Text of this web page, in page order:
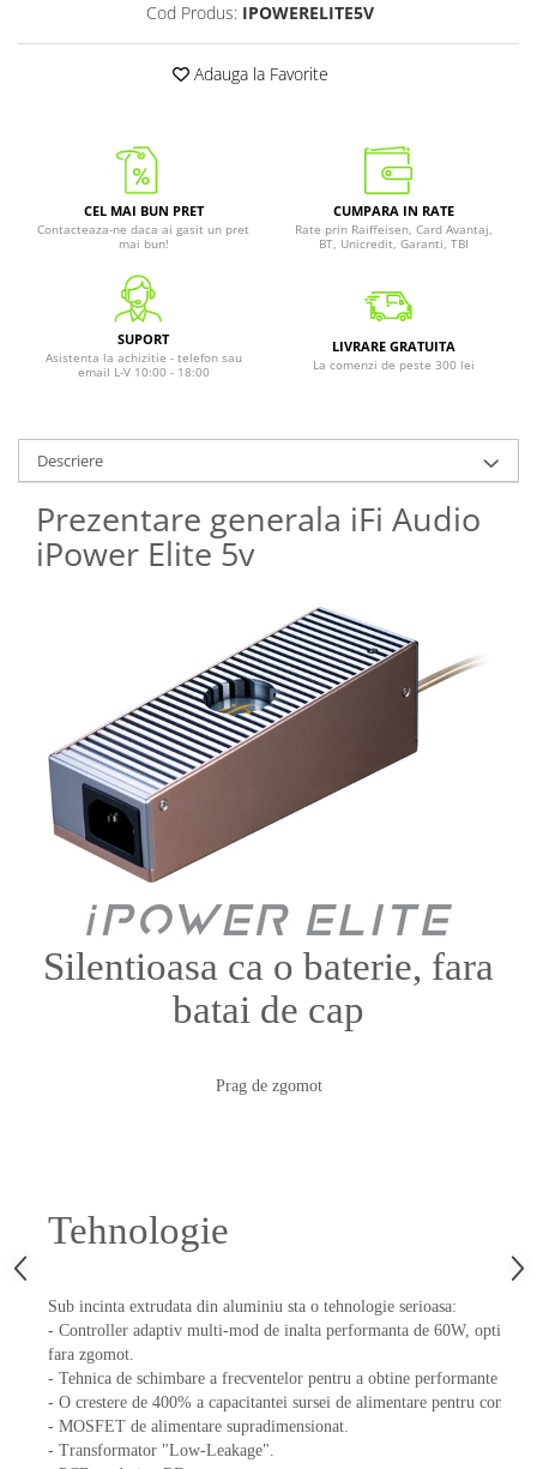
Cod Produs: IPOWERELITE5V
Adauga la Favorite
CEL MAI BUN PRET
Contacteaza-ne daca ai gasit un pret
mai bun!
CUMPARA IN RATE
Rate prin Raiffeisen, Card Avantaj,
BT, Unicredit, Garanti, TBI
SUPORT
Asistenta la achizitie - telefon sau
email L-V 10:00 - 18:00
LIVRARE GRATUITA
La comenzi de peste 300 lei
Descriere
Prezentare generala iFi Audio
iPower Elite 5v
Silentioasa ca o baterie, fara
batai de cap
Prag de zgomot
Tehnologie
Sub incinta extrudata din aluminiu sta o tehnologie serioasa:
- Controller adaptiv multi-mod de inalta performanta de 60W,
fara zgomot.
- Tehnica de schimbare a frecventelor pentru a obtine performante EMI
- O crestere de 400% a capacitantei sursei de alimentare pentru
- MOSFET de alimentare supradimensionat.
- Transformator "Low-Leakage".